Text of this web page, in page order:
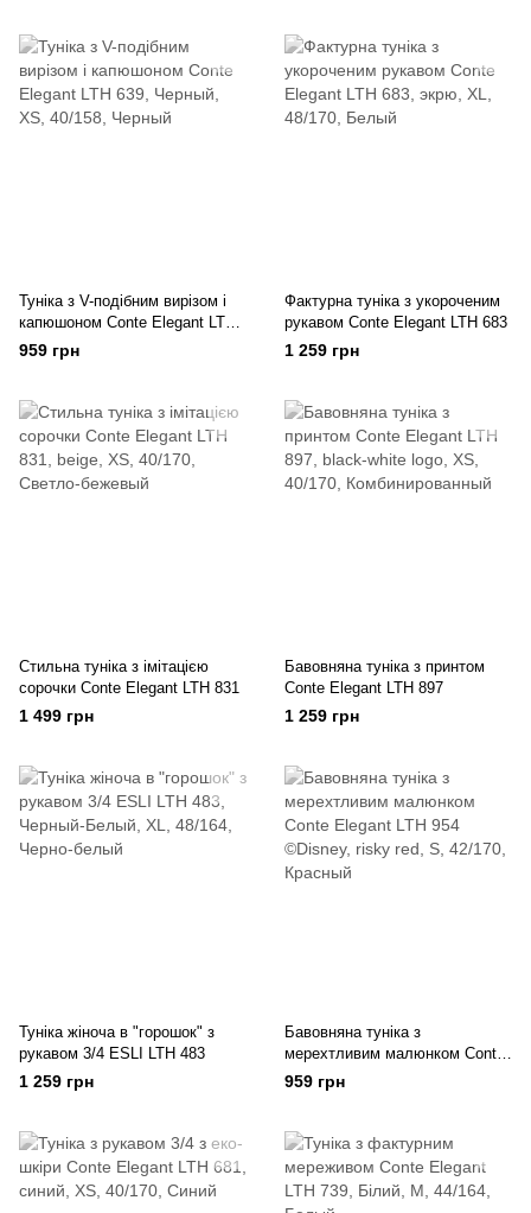
Туніка з V-подібним вирізом і
капюшоном Conte Elegant LTH
639
959 грн
Фактурна туніка з укороченим
рукавом Conte Elegant LTH 683
1 259 грн
Стильна туніка з імітацією
сорочки Conte Elegant LTH 831
1 499 грн
Бавовняна туніка з принтом
Conte Elegant LTH 897
1 259 грн
Туніка жіноча в "горошок" з
рукавом 3/4 ESLI LTH 483
1 259 грн
Бавовняна туніка з
мерехтливим малюнком Conte
Elegant LTH 954 ©Disney
959 грн